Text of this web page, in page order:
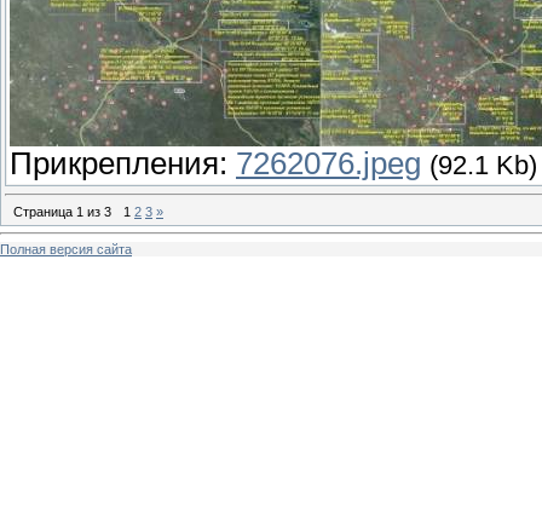
Прикрепления: 7262076.jpeg (92.1 Kb)
Страница 1 из 3 1 2 3 »
Полная версия сайта